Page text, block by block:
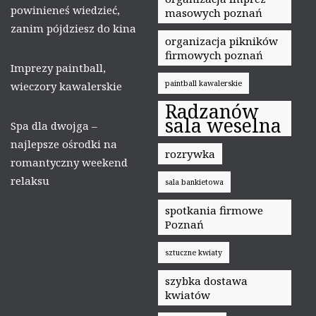
powinieneś wiedzieć,
zanim pójdziesz do kina
Imprezy paintball,
wieczory kawalerskie
Spa dla dwojga –
najlepsze ośrodki na
romantyczny weekend
relaksu
masowych poznań
organizacja pikników
firmowych poznań
paintball kawalerskie
Radzanów
sala weselna
rozrywka
sala bankietowa
spotkania firmowe
Poznań
sztuczne kwiaty
szybka dostawa
kwiatów